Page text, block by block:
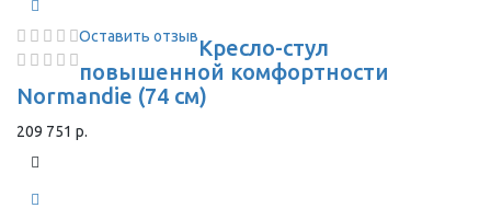
Оставить отзывКресло-стул
повышенной комфортности
Normandie (74 см)
209 751 р.